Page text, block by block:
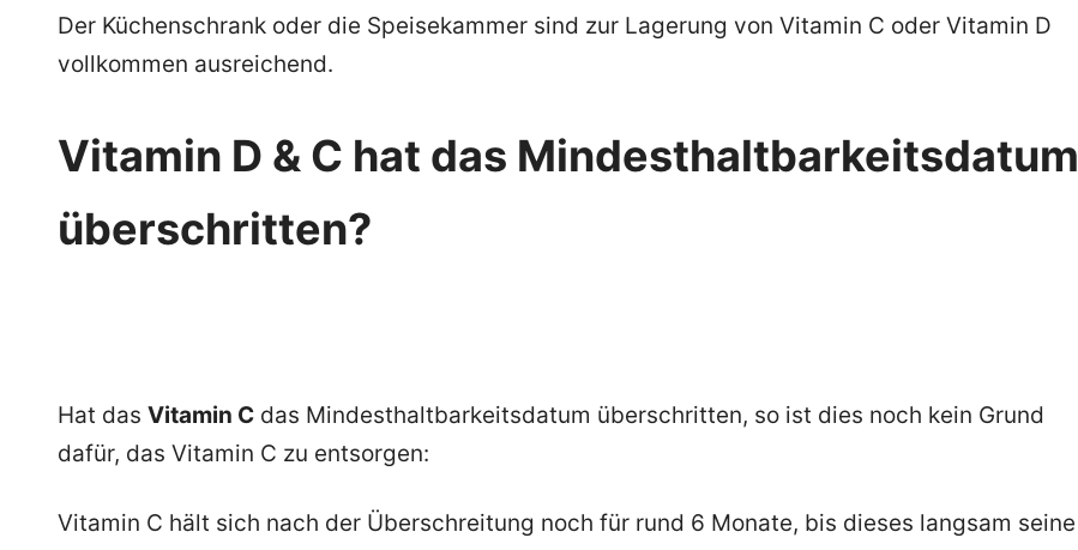
Der Küchenschrank oder die Speisekammer sind zur Lagerung von Vitamin C oder Vitamin D
vollkommen ausreichend.
Vitamin D & C hat das Mindesthaltbarkeitsdatum
überschritten?
Hat das Vitamin C das Mindesthaltbarkeitsdatum überschritten, so ist dies noch kein Grund
dafür, das Vitamin C zu entsorgen:
Vitamin C hält sich nach der Überschreitung noch für rund 6 Monate, bis dieses langsam seine